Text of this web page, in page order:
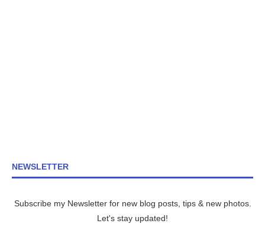
NEWSLETTER
Subscribe my Newsletter for new blog posts, tips & new photos.
Let's stay updated!